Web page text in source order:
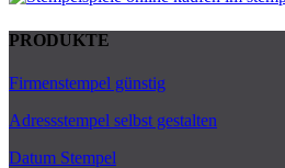
PRODUKTE
Firmenstempel günstig
Adressstempel selbst gestalten
Datum Stempel